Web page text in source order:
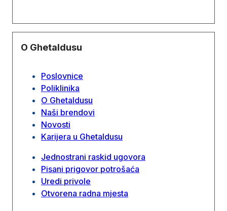
O Ghetaldusu
Poslovnice
Poliklinika
O Ghetaldusu
Naši brendovi
Novosti
Karijera u Ghetaldusu
Jednostrani raskid ugovora
Pisani prigovor potrošaća
Uredi privole
Otvorena radna mjesta